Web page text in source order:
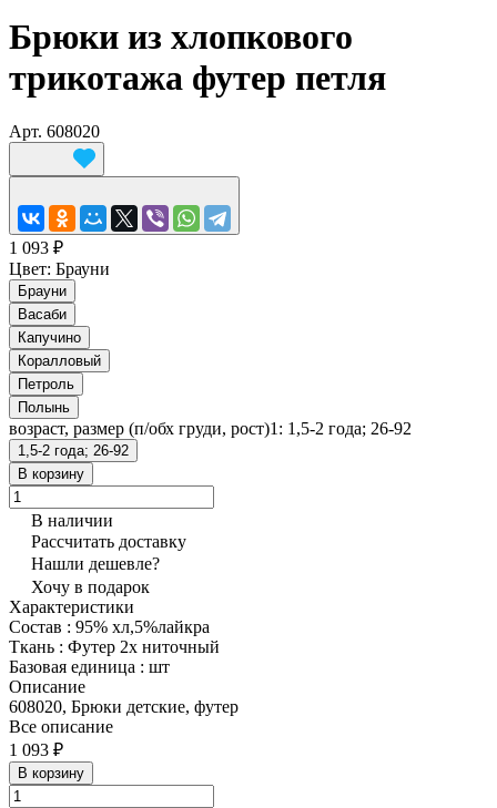
Брюки из хлопкового
трикотажа футер петля
Арт. 608020
1 093 ₽
Цвет: Брауни
Брауни
Васаби
Капучино
Коралловый
Петроль
Полынь
возраст, размер (п/обх груди, рост)1: 1,5-2 года; 26-92
1,5-2 года; 26-92
В корзину
В наличии
Рассчитать доставку
Нашли дешевле?
Хочу в подарок
Характеристики
Состав : 95% хл,5%лайкра
Ткань : Футер 2х ниточный
Базовая единица : шт
Описание
608020, Брюки детские, футер
Все описание
1 093 ₽
В корзину